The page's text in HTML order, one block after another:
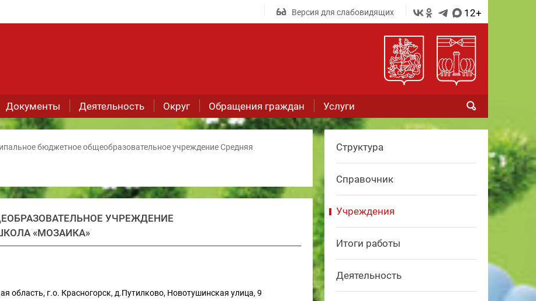
Версия для слабовидящих 12+
Документы Деятельность Округ Обращения граждан Услуги
бюджетное общеобразовательное учреждение Средняя
УЧРЕЖДЕНИЕ
«МОЗАИКА»
область, г.о. Красногорск, д.Путилково, Новотушинская улица, 9
Структура
Справочник
Учреждения
Итоги работы
Деятельность